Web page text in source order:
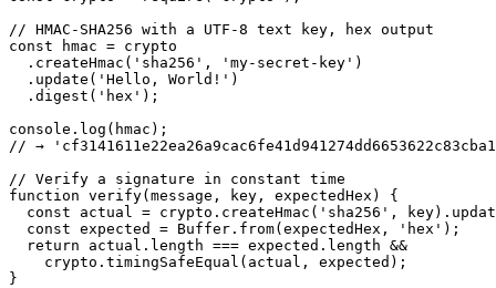
// HMAC-SHA256 with a UTF-8 text key, hex output
const hmac = crypto
  .createHmac('sha256', 'my-secret-key')
  .update('Hello, World!')
  .digest('hex');
console.log(hmac);
// →
// Verify a signature in constant time
function verify(message, key, expectedHex) {
const actual = crypto.createHmac('sha256',
  const expected = Buffer.from(expectedHex, 'hex');
  return actual.length === expected.length &&
    crypto.timingSafeEqual(actual, expected);
}